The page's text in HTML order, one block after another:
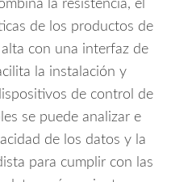
la resistencia, el
de los productos de
con una interfaz de
la instalación y
de control de
se puede analizar e
de los datos y la
para cumplir con las